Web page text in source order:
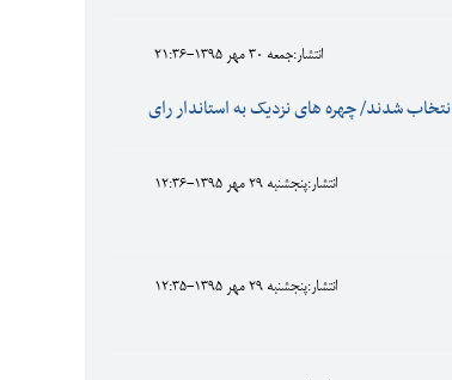
انتشار:جمعه 30 مهر 1395-21:36
شدند/ چهره های نزدیک به استاندار رای
انتشار:پنجشنبه 29 مهر 1395-12:36
انتشار:پنجشنبه 29 مهر 1395-12:35